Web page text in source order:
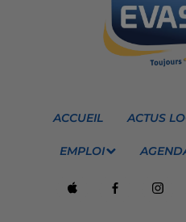
ACCUEIL ACTUS
EMPLOI